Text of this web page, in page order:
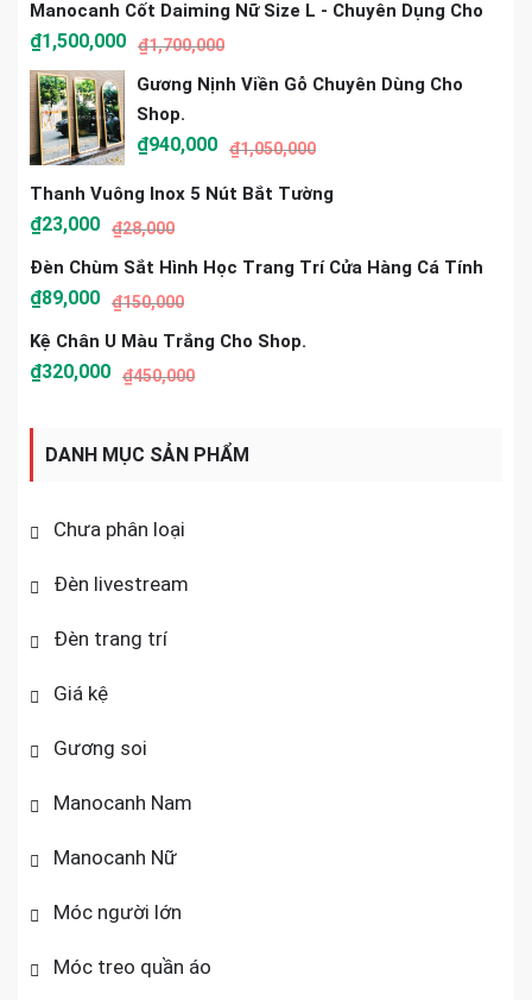
Manocanh Cốt Daiming Nữ Size L - Chuyên Dụng Cho
₫1,700,000
₫1,500,000
Gương Nịnh Viền Gỗ Chuyên Dùng Cho
Shop.
₫1,050,000
₫940,000
Thanh Vuông Inox 5 Nút Bắt Tường
₫28,000
₫23,000
Đèn Chùm Sắt Hình Học Trang Trí Cửa Hàng Cá Tính
₫150,000
₫89,000
Kệ Chân U Màu Trắng Cho Shop.
₫450,000
₫320,000
DANH MỤC SẢN PHẨM
Chưa phân loại
Đèn livestream
Đèn trang trí
Giá kệ
Gương soi
Manocanh Nam
Manocanh Nữ
Móc người lớn
Móc treo quần áo